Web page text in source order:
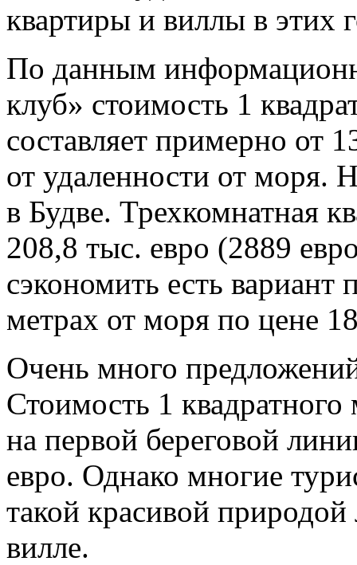
квартиры и виллы в этих
По данным
клуб» стоимость 1
составляет примерно от
от удаленности от моря.
в Будве. Трехкомнатная
208,8 тыс. евро (2889
сэкономить есть вариант
метрах от моря по цене
Очень много
Стоимость 1
на первой береговой
евро. Однако многие
такой красивой
вилле.